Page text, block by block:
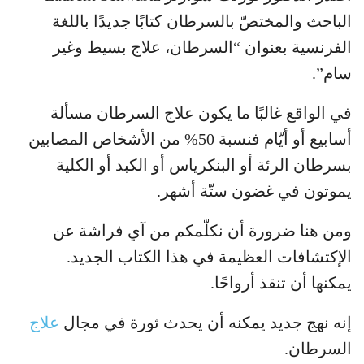
الباحث والمختصّ بالسرطان كتابًا جديدًا باللغة
الفرنسية بعنوان “السرطان، علاج بسيط وغير
سام”.
في الواقع غالبًا ما يكون علاج السرطان مسألة
أسابيع أو أيّام فنسبة 50% من الأشخاص المصابين
بسرطان الرئة أو البنكرياس أو الكبد أو الكلية
يموتون في غضون ستّة أشهر.
ومن هنا ضرورة أن نكلّمكم من آي فراشة عن
الإكتشافات العظيمة في هذا الكتاب الجديد.
يمكنها أن تنقذ أرواحًا.
إنه نهج جديد يمكنه أن يحدث ثورة في مجال علاج
السرطان.